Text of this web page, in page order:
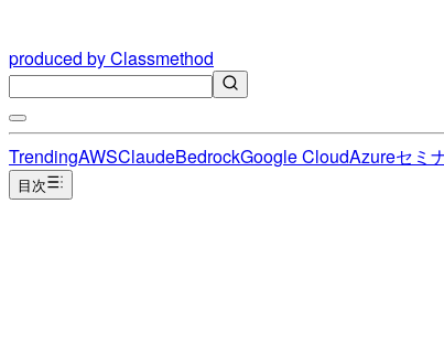
produced by Classmethod
TrendingAWSClaudeBedrockGoogle CloudAzureセミ
目次